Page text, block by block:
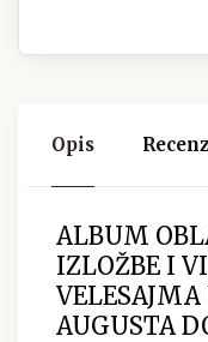
Opis
ALBUM
IZLOŽBE I
VELESAJMA
AUGUSTA